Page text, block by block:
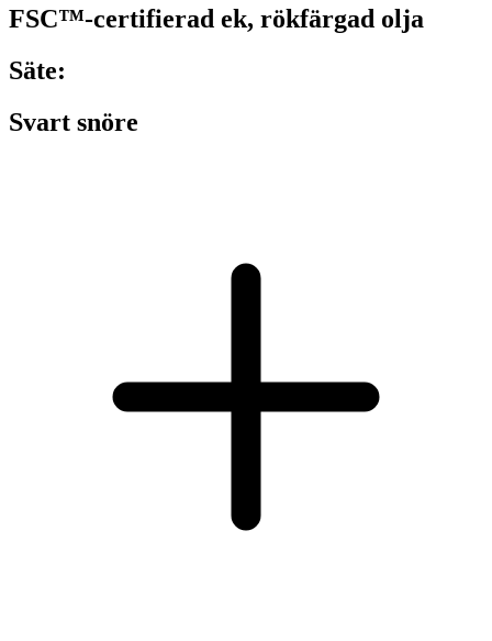
FSC™-certifierad ek, rökfärgad olja
Säte:
Svart snöre